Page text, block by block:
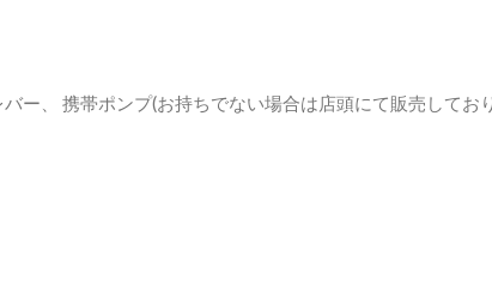
、 携帯ポンプ(お持ちでない場合は店頭にて販売してお